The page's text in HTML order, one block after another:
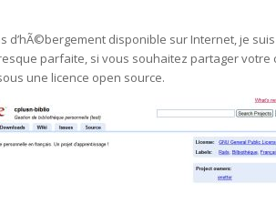
d’hÃ©bergement disponible sur Internet, je
parfaite, si vous souhaitez partager votre
une licence open source.